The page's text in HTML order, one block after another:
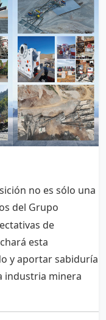
no es sólo una
del Grupo
de
esta
y aportar sabiduría
industria minera